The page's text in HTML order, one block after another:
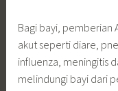
Bagi bayi, pemberian
akut seperti diare,
influenza, meningitis
melindungi bayi dari